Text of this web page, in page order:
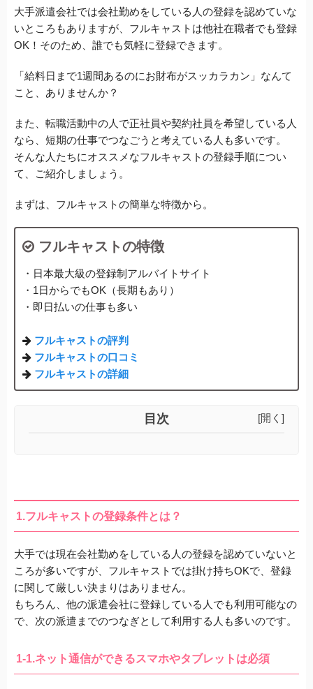
大手派遣会社では会社勤めをしている人の登録を認めていな
いところもありますが、 フルキャストは他社在職者でも登録
OK！そのため、誰でも気軽に登録できます。
「給料日まで1週間あるのにお財布がスッカラカン」 なんて
こと、ありませんか？
また、転職活動中の人で正社員や契約社員を希望している人
なら、短期の仕事でつなごうと考えている人も多いです。
そんな人たちにオススメなフルキャストの登録手順につい
て、ご紹介しましょう。
まずは、フルキャストの簡単な特徴から。
フルキャストの特徴
・日本最大級の登録制アルバイトサイト
・1日からでもOK（長期もあり）
・即日払いの仕事も多い
フルキャストの評判
フルキャストの口コミ
フルキャストの詳細
目次 [開く]
1.フルキャストの登録条件とは？
大手では現在会社勤めをしている人の登録を認めていないと
ころが多いですが、 フルキャストでは掛け持ちOKで、 登録
に関して厳しい決まりはありません。
もちろん、他の派遣会社に登録している人でも利用可能なの
で、次の派遣までのつなぎとして利用する人も多いのです。
1-1.ネット通信ができるスマホやタブレットは必須